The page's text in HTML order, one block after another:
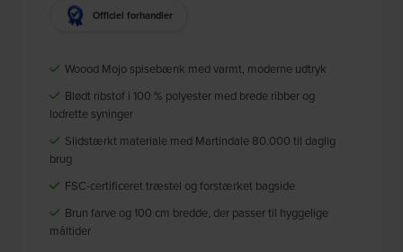
Officiel forhandler
Woood Mojo spisebænk med varmt, moderne udtryk
Blødt ribstof i 100 % polyester med brede ribber og
lodrette syninger
Slidstærkt materiale med Martindale 80.000 til daglig
brug
FSC-certificeret træstel og forstærket bagside
Brun farve og 100 cm bredde, der passer til hyggelige
måltider